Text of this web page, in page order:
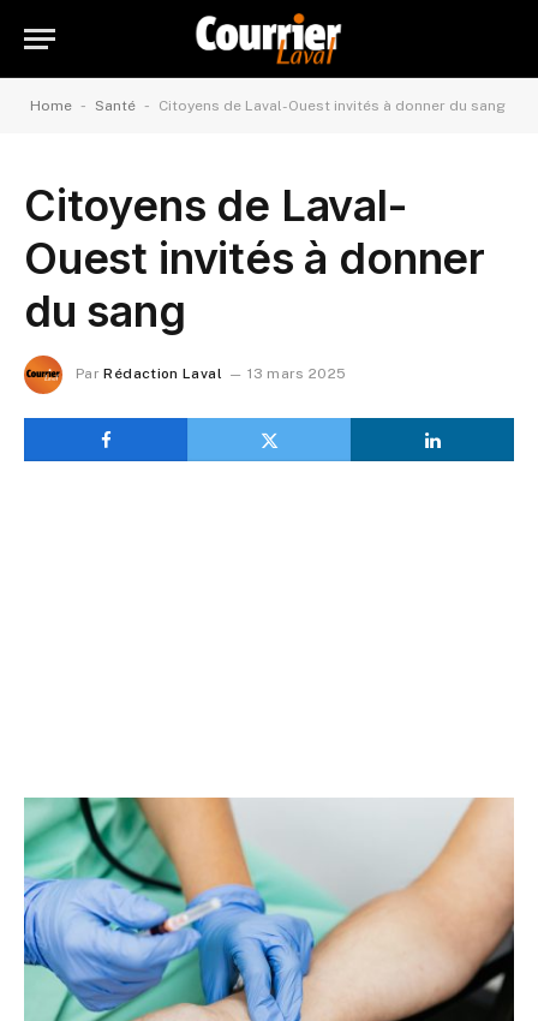
Home - Santé - Citoyens de Laval-Ouest invités à donner du sang
Citoyens de Laval-
Ouest invités à donner
du sang
Par Rédaction Laval 13 mars 2025